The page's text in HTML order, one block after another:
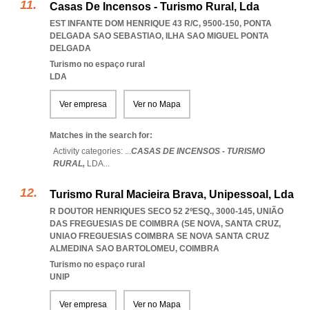
Casas De Incensos - Turismo Rural, Lda
EST INFANTE DOM HENRIQUE 43 R/C, 9500-150, PONTA
DELGADA SAO SEBASTIAO, ILHA SAO MIGUEL PONTA
DELGADA
Turismo no espaço rural
LDA
Ver empresa Ver no Mapa
Matches in the search for:
Activity categories: ...CASAS DE INCENSOS - TURISMO
RURAL, LDA...
Turismo Rural Macieira Brava, Unipessoal, Lda
R DOUTOR HENRIQUES SECO 52 2ºESQ., 3000-145, UNIÃO
DAS FREGUESIAS DE COIMBRA (SE NOVA, SANTA CRUZ,
UNIAO FREGUESIAS COIMBRA SE NOVA SANTA CRUZ
ALMEDINA SAO BARTOLOMEU, COIMBRA
Turismo no espaço rural
UNIP
Ver empresa Ver no Mapa